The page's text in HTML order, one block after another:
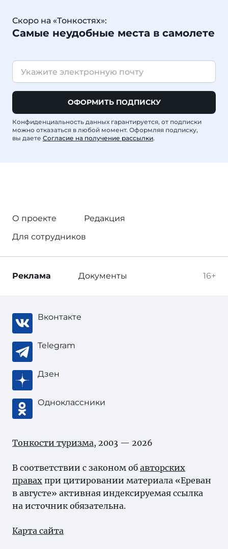
Скоро на «Тонкостях»:
Самые неудобные места в самолете
ОФОРМИТЬ ПОДПИСКУ
Конфиденциальность данных гарантируется, от подписки
можно отказаться в любой момент. Оформляя подписку,
вы даете Согласие на получение рассылки.
О проекте
Редакция
Для сотрудников
16+
Реклама Документы
Вконтакте
Telegram
Дзен
Одноклассники
Тонкости туризма, 2003 — 2026
В соответствии с законом об авторских
правах при цитировании материала «Ереван
в августе» активная индексируемая ссылка
на источник обязательна.
Карта сайта